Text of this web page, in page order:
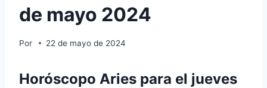
de mayo 2024
Por 22 de mayo de 2024
Horóscopo Aries para el jueves